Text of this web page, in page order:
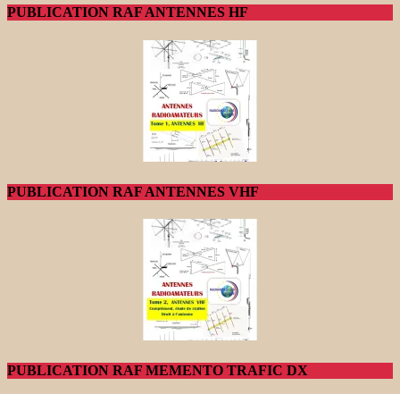
PUBLICATION RAF ANTENNES HF
PUBLICATION RAF ANTENNES VHF
PUBLICATION RAF MEMENTO TRAFIC DX